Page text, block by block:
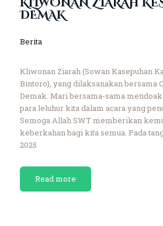
KLIWONAN ZIARAH
DEMAK
Berita
Kliwonan Ziarah (Sowan Kasepuhan
Bintoro), yang dilaksanakan bersama
Demak. Mari bersama-sama
para leluhur kita dalam acara yang
Semoga Allah SWT memberikan
keberkahan bagi kita semua. Pada
2025
Read more